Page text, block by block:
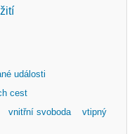
události
cest
vnitřní svoboda
vtipný